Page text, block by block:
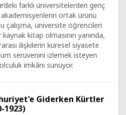
farklı üniversitelerden genç
ortak ürünü
çalışma, üniversite öğrencileri
kaynak kitap olmasının yanında,
ilişkilerin küresel siyasete
serüvenini izlemek isteyen
imkânı sunuyor.
Giderken Kürtler
1923)